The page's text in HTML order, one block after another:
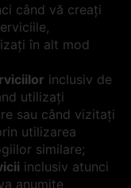
când vă creați
în alt mod
inclusiv de
utilizați
sau când vizitați
utilizarea
similare;
inclusiv atunci
anumite